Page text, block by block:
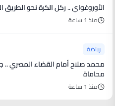
الأوروغواي .. ركل الكرة نحو الطريق الرئيس وتسبب بحادث مروري
منذ 1 ساعة
رياضة
محاماة
منذ 1 ساعة